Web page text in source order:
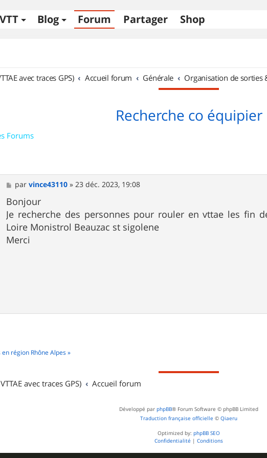
Blog Forum Partager Shop
avec traces GPS)
Accueil forum Générale Organisation de sorties
Recherche co équipier
Forums
M
e
s
s
a
g
e
parvince43110 »23 déc. 2023, 19:08
Bonjour
Je recherche des personnes pour rouler en vttae les fin
Loire Monistrol Beauzac st sigolene
Merci
région Rhône Alpes »
avec traces GPS) Accueil forum
Développé par phpBB® Forum Software © phpBB Limited
Traduction française officielle © Qiaeru
Optimized by: phpBB SEO
Confidentialité | Conditions